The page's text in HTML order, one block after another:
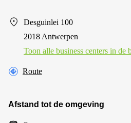
Desguinlei 100
2018 Antwerpen
Toon alle business centers in de
Route
Afstand tot de omgeving